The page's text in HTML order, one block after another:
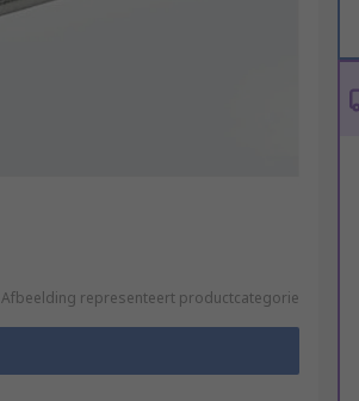
Afbeelding representeert productcategorie